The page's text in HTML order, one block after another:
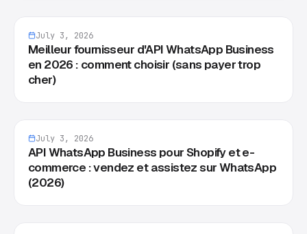
July 3, 2026
Meilleur fournisseur d'API WhatsApp Business
en 2026 : comment choisir (sans payer trop
cher)
July 3, 2026
API WhatsApp Business pour Shopify et e-
commerce : vendez et assistez sur WhatsApp
(2026)